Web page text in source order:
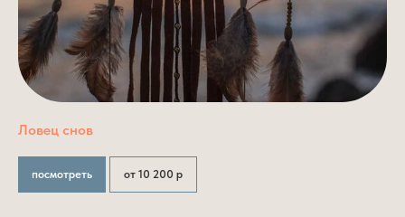
Ловец снов
посмотреть от 10 200 р